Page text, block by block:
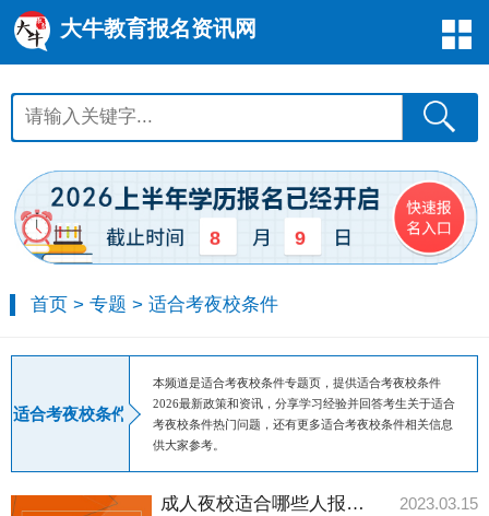
大牛教育报名资讯网
8 9
首页 >专题 >适合考夜校条件
适合考夜校条件
本频道是适合考夜校条件专题页，提供适合考夜校条件
2026最新政策和资讯，分享学习经验并回答考生关于适合
考夜校条件热门问题，还有更多适合考夜校条件相关信息
供大家参考。
成人夜校适合哪些人报名？怎么报名？
2023.03.15